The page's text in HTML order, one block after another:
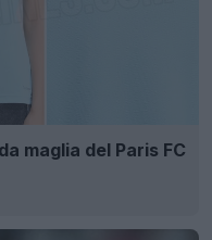
maglia del Paris FC